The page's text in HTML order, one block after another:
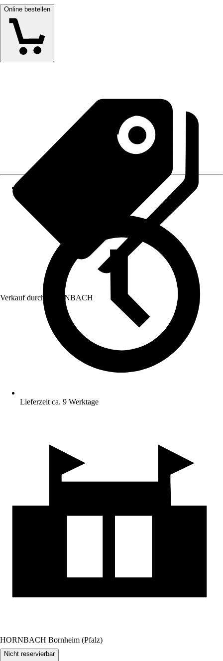
Online bestellen
Verkauf durch: HORNBACH
Lieferzeit ca. 9 Werktage
HORNBACH Bornheim (Pfalz)
Nicht reservierbar